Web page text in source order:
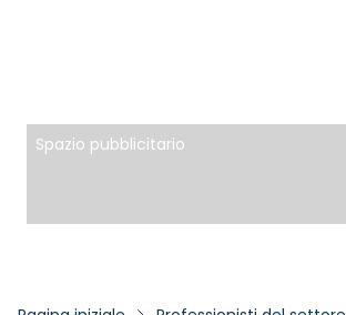
Spazio pubblicitario